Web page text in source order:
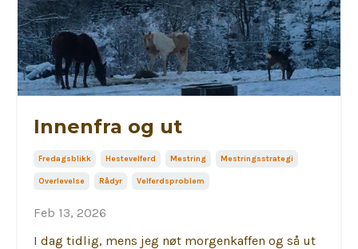
Innenfra og ut
Fredagsblikk Hestevelferd Mestring Mestringsstrategi
Overlevelse Rådyr Velferdsproblem
Feb 13, 2026
I dag tidlig, mens jeg nøt morgenkaffen og så ut